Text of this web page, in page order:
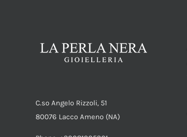
C.so Angelo Rizzoli, 51
80076 Lacco Ameno (NA)